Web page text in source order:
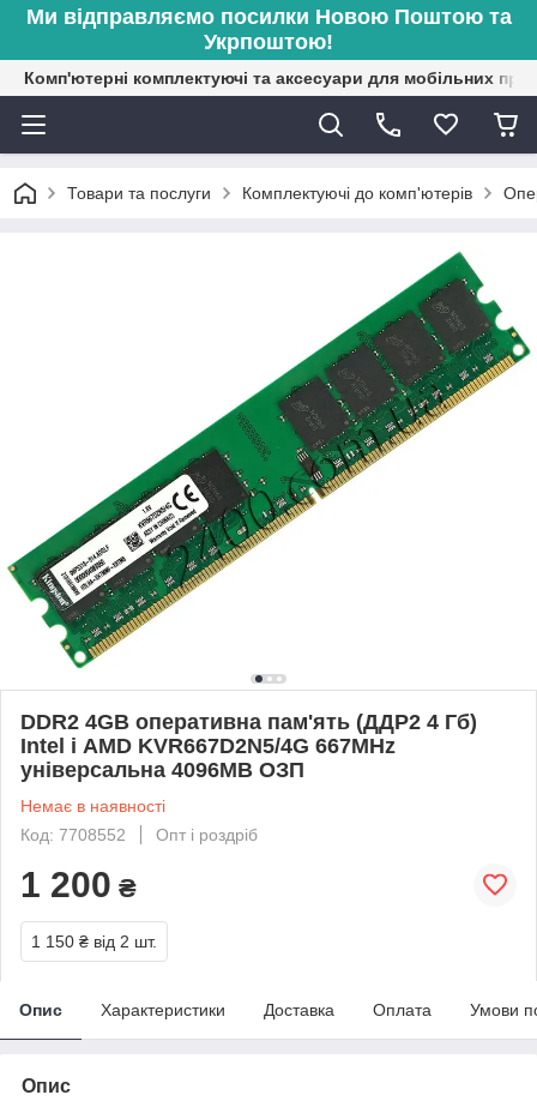
Ми відправляємо посилки Новою Поштою та
Укрпоштою!
Комп'ютерні комплектуючі та аксесуари для мобільних
Товари та послуги Комплектуючі до комп'ютерів
DDR2 4GB оперативна пам'ять (ДДР2 4 Гб)
Intel і AMD KVR667D2N5/4G 667MHz
універсальна 4096MB ОЗП
Немає в наявності
Код: 7708552
Опт і роздріб
1 200 ₴
1 150 ₴ від 2 шт.
Опис Характеристики Доставка Оплата Умови
Опис